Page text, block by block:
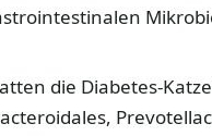
die Diabetes-